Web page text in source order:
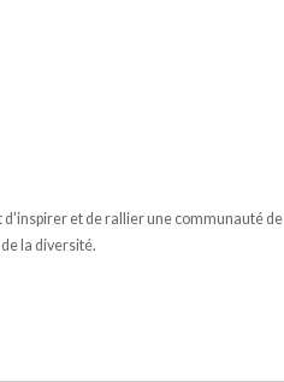
d'inspirer et de rallier une communauté de
la diversité.